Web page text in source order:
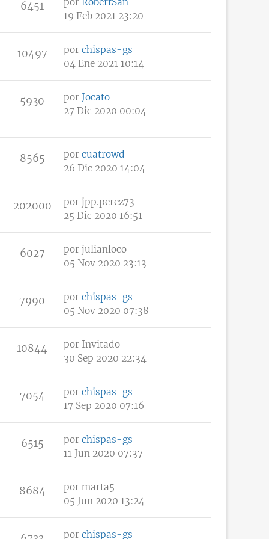
6451
19 Feb 2021 23:20
10497 por chispas-gs
04 Ene 2021 10:14
5930 por Jocato
27 Dic 2020 00:04
8565 por cuatrowd
26 Dic 2020 14:04
202000 por jpp.perez73
25 Dic 2020 16:51
6027 por julianloco
05 Nov 2020 23:13
7990 por chispas-gs
05 Nov 2020 07:38
10844 por Invitado
30 Sep 2020 22:34
7054 por chispas-gs
17 Sep 2020 07:16
6515 por chispas-gs
11 Jun 2020 07:37
8684 por marta5
05 Jun 2020 13:24
por chispas-gs